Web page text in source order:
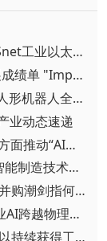
▪ 性能提升5至10倍 我国牵头制定的WiTSnet工业以太网国际标准正式发布
▪ 施耐德电气发布2026上半年可持续发展成绩单 "Impact 2030"路线图开局稳健
▪ 谷歌发布Gemini Robotics 2模型 实现人形机器人全身智能控制突破
业动态速递
▪ 汇川技术首次披露AI战略进展：从两个方面推动“AI业务化”落地
▪ 聚焦智造新机遇！2026 青岛数字化及智能制造技术论坛圆满落幕
▪ 相继宣布重磅收购，自动化巨头新一轮并购潮剑指何方？
▪ 西门子Eigen工程智能体落地中国，工业AI跨越物理世界“确定性”拐点
▪ 与哈金森达成战略合作，乐聚机器人何以持续获得工业巨头青睐？